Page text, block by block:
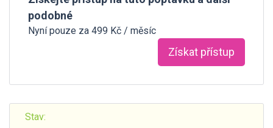
podobné
Nyní pouze za 499 Kč / měsíc
Získat přístup
Stav: